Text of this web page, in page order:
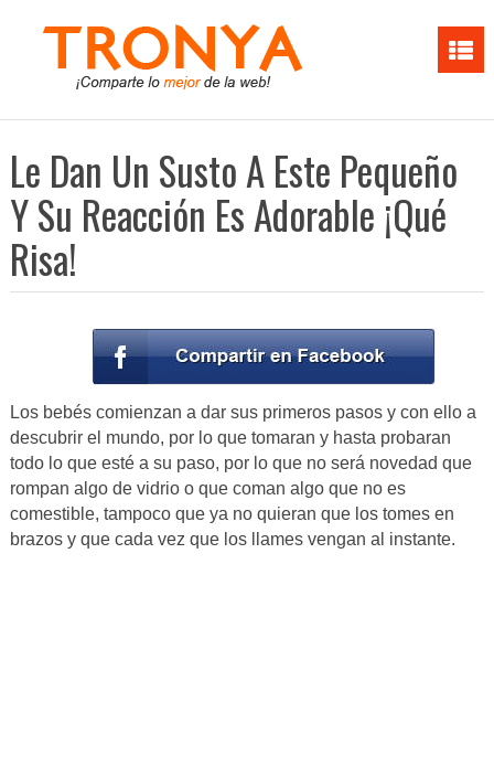
Le Dan Un Susto A Este Pequeño
Y Su Reacción Es Adorable ¡Qué
Risa!
Los bebés comienzan a dar sus primeros pasos y con ello a
descubrir el mundo, por lo que tomaran y hasta probaran
todo lo que esté a su paso, por lo que no será novedad que
rompan algo de vidrio o que coman algo que no es
comestible, tampoco que ya no quieran que los tomes en
brazos y que cada vez que los llames vengan al instante.